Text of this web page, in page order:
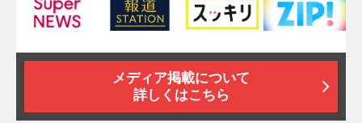
メディア掲載について
詳しくはこちら